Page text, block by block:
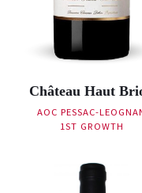
Château Haut
AOC PESSAC-
1ST GROWTH